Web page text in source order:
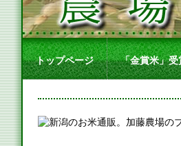
トップページ 「金賞米」受